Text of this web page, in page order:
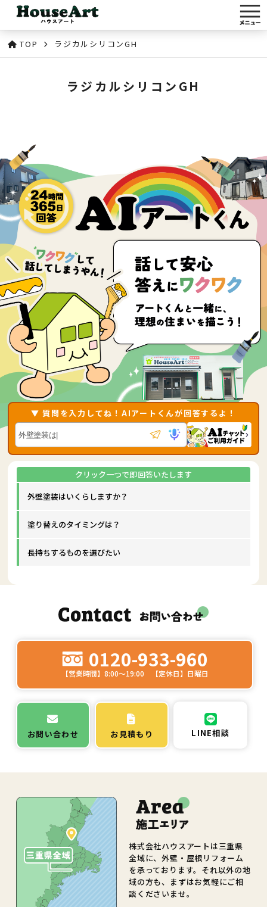
TOP ラジカルシリコンGH
ラジカルシリコンGH
▼ 質問を入力してね！AIアートくんが回答するよ！
外壁塗装はいくらしますか？
塗り替えのタイミングは？
長持ちするものを選びたい
0120-933-960
【営業時間】8:00～19:00 【定休日】日曜日
お問い合わせ お見積もり LINE相談
株式会社ハウスアートは三重県
全域に、外壁・屋根リフォーム
を承っております。それ以外の地
域の方も、まずはお気軽にご相
談くださいませ。